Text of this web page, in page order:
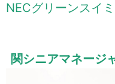
NECグリーンスイ
関シニアマネージ